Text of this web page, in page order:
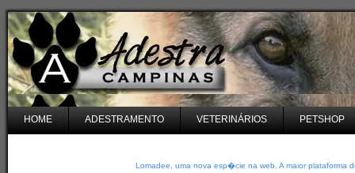
HOME ADESTRAMENTO VETERINÁRIOS PETSHOP
Lomadee, uma nova esp�cie na web. A maior plataforma